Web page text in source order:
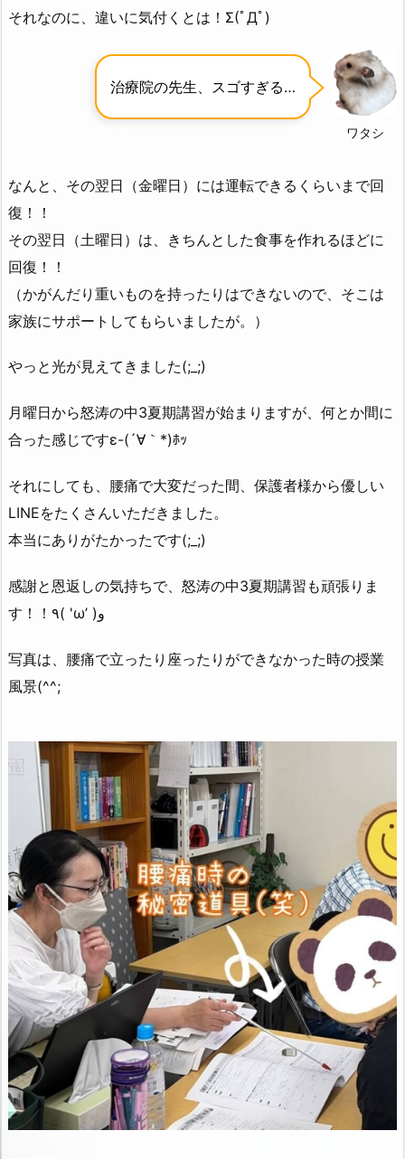
それなのに、違いに気付くとは！Σ(ﾟДﾟ)
ワタシ
治療院の先生、スゴすぎる…
なんと、その翌日（金曜日）には運転できるくらいまで回
復！！
その翌日（土曜日）は、きちんとした食事を作れるほどに
回復！！
（かがんだり重いものを持ったりはできないので、そこは
家族にサポートしてもらいましたが。）
やっと光が見えてきました(;_;)
月曜日から怒涛の中3夏期講習が始まりますが、何とか間に
合った感じですε-(´∀｀*)ﾎｯ
それにしても、腰痛で大変だった間、保護者様から優しい
LINEをたくさんいただきました。
本当にありがたかったです(;_;)
感謝と恩返しの気持ちで、怒涛の中3夏期講習も頑張りま
す！！٩( 'ω’ )و
写真は、腰痛で立ったり座ったりができなかった時の授業
風景(^^;